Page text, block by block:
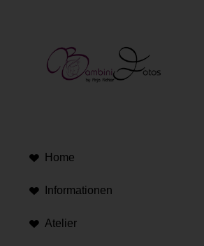
Home
Informationen
Atelier